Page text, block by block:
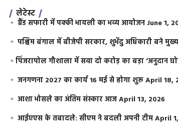
लेटेस्ट
ग्रैंड सफारी में पक्की भायली का भव्य आयोजन June 1,
पश्चिम बंगाल में बीजेपी सरकार, शुभेंदु अधिकारी बने
​पिंजरापोल गौशाला में सवा दो करोड़ का बड़ा ‘अनुदान
जनगणना 2027 का कार्य 16 मई से होगा शुरूApril 18,
आशा भोसले का अंतिम संस्कार आजApril 13, 2026
आईएएस के तबादले: सीएम ने बदली अपनी टीमApril